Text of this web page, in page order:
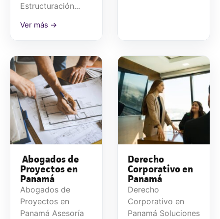
Estructuración...
Ver más →
Abogados de
Proyectos en
Panamá
Abogados de
Proyectos en
Panamá Asesoría
Derecho
Corporativo en
Panamá
Derecho
Corporativo en
Panamá Soluciones